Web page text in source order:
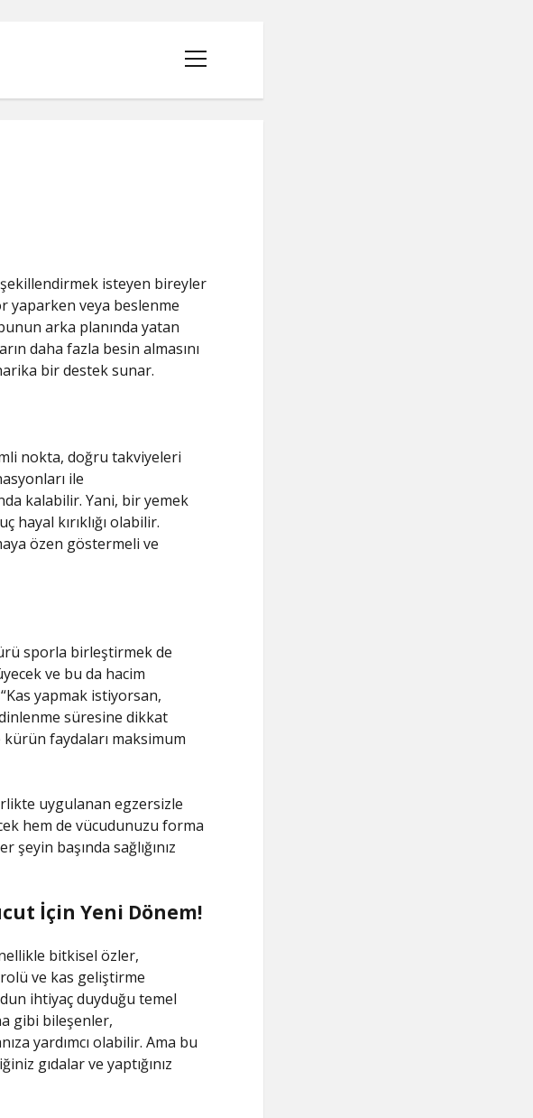
menüyü
aç
isteyen bireyler
yaparken veya beslenme
arka planında yatan
daha fazla besin almasını
bir destek sunar.
nokta, doğru takviyeleri
ile
kalabilir. Yani, bir yemek
kırıklığı olabilir.
özen göstermeli ve
sporla birleştirmek de
ve bu da hacim
yapmak istiyorsan,
dinlenme süresine dikkat
faydaları maksimum
uygulanan egzersizle
hem de vücudunuzu forma
başında sağlığınız
İçin Yeni Dönem!
bitkisel özler,
ve kas geliştirme
ihtiyaç duyduğu temel
gibi bileşenler,
yardımcı olabilir. Ama bu
gıdalar ve yaptığınız